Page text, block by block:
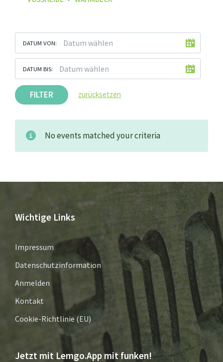
DATUM VON:
DATUM BIS:
FILTER zurücksetzen
No events matched your criteria
Wichtige Links
Impressum
Datenschutzinformation
Anmelden
Kontakt
Cookie-Richtlinie (EU)
Jetzt mit Lemgo.App mit funken!